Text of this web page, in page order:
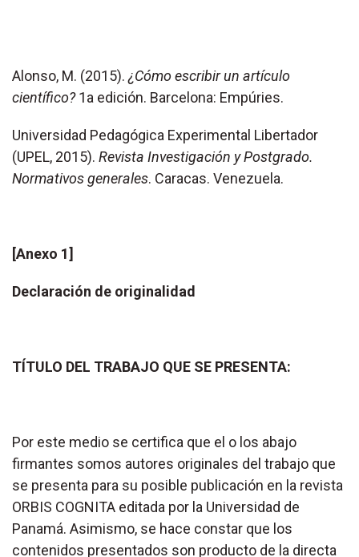
Alonso, M. (2015). ¿Cómo escribir un artículo
científico?1a edición. Barcelona: Empúries.
Universidad Pedagógica Experimental Libertador
(UPEL, 2015). Revista Investigación y Postgrado.
Normativos generales. Caracas. Venezuela.
[Anexo 1]
Declaración de originalidad
TÍTULO DEL TRABAJO QUE SE PRESENTA:
Por este medio se certifica que el o los abajo
firmantes somos autores originales del trabajo que
se presenta para su posible publicación en la revista
ORBIS COGNITA editada por la Universidad de
Panamá. Asimismo, se hace constar que los
contenidos presentados son producto de la directa